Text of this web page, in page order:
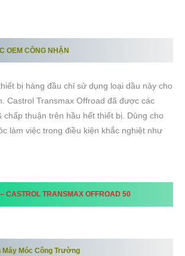
OEM CÔNG NHẬN
bị hàng đầu chỉ sử dụng loại dầu này cho
Castrol Transmax Offroad đã được các
chấp thuận trên hầu hết thiết bị. Dùng cho
làm việc trong điều kiện khắc nghiệt như
–CASTROLTRANSMAX OFFROAD 50
Máy Móc Công Trường